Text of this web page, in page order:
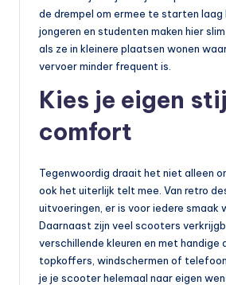
de drempel om ermee te starten laag
jongeren en studenten maken hier
als ze in kleinere plaatsen wonen
vervoer minder frequent is.
Kies je eigen
comfort
Tegenwoordig draait het niet alleen
ook het uiterlijk telt mee. Van retro
uitvoeringen, er is voor iedere smaak
Daarnaast zijn veel scooters
verschillende kleuren en met handige
topkoffers, windschermen of
je je scooter helemaal naar eigen